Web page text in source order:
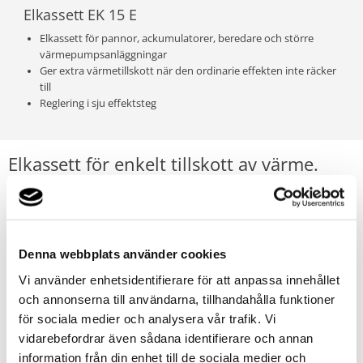
Denna webbplats använder cookies
Vi använder enhetsidentifierare för att anpassa innehållet
och annonserna till användarna, tillhandahålla funktioner
för sociala medier och analysera vår trafik. Vi
vidarebefordrar även sådana identifierare och annan
information från din enhet till de sociala medier och
Elkassett EK 15 E
Elkassett för pannor, ackumulatorer, beredare och större
värmepumpsanläggningar
Ger extra värmetillskott när den ordinarie effekten inte räcker
till
Reglering i sju effektsteg
Elkassett för enkelt tillskott av värme.
Thermias EK 15 E är en komplett och lättinstallerad elkassett
för pannor, ackumulatorer, beredare och större
Elkassetten ger extra värmetillskott när den ordinarie effekten
inte räcker till. Ställ in önskad temperatur mellan 20 och 95ºC
och låt det inbyggda reglersystemet sköta resten. Regleringen
görs i sju effektsteg vilket ger uppvärmning med sund
ekonomi.